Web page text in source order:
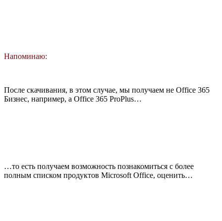
Напоминаю:
После скачивания, в этом случае, мы получаем не Office 365
Бизнес, например, а Office 365 ProPlus…
…то есть получаем возможность познакомиться с более
полным списком продуктов Microsoft Office, оценить…